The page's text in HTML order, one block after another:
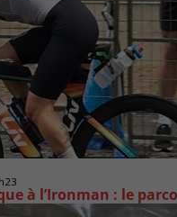
à l’Ironman : le